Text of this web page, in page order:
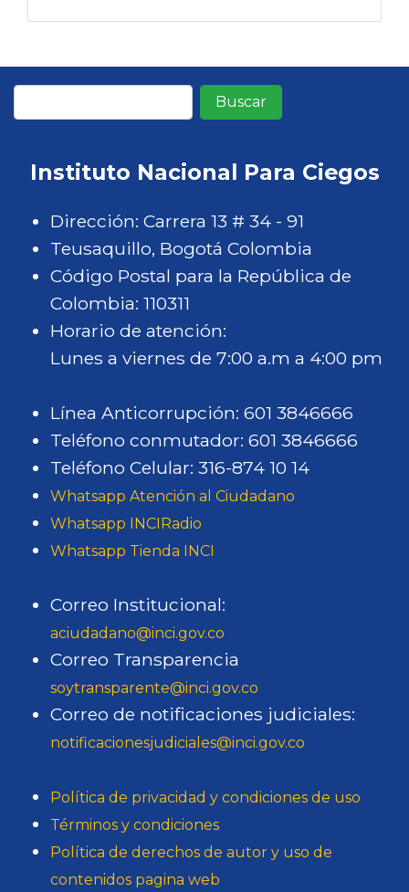
Instituto Nacional Para Ciegos
Dirección: Carrera 13 # 34 - 91
Teusaquillo, Bogotá Colombia
Código Postal para la República de
Colombia: 110311
Horario de atención:
Lunes a viernes de 7:00 a.m a 4:00 pm
Línea Anticorrupción: 601 3846666
Teléfono conmutador: 601 3846666
Teléfono Celular: 316-874 10 14
Whatsapp Atención al Ciudadano
Whatsapp INCIRadio
Whatsapp Tienda INCI
Correo Institucional:
aciudadano@inci.gov.co
Correo Transparencia
soytransparente@inci.gov.co
Correo de notificaciones judiciales:
notificacionesjudiciales@inci.gov.co
Política de privacidad y condiciones de uso
Términos y condiciones
Política de derechos de autor y uso de
contenidos pagina web